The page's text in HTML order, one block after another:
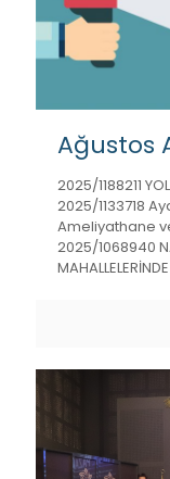
Ağustos
2025/1188211
2025/1133718
Ameliyathane
2025/1068940